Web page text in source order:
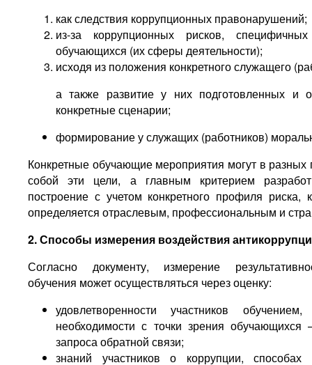
как следствия коррупционных правонарушений;
из-за коррупционных рисков,
обучающихся (их сферы деятельности);
исходя из положения конкретного служащего
а также развитие у них подготовленных и
конкретные сценарии;
формирование у служащих (работников)
Конкретные обучающие мероприятия могут в разных
собой эти цели, а главным критерием
построение с учетом конкретного профиля
определяется отраслевым, профессиональным и
2. Способы измерения воздействия
Согласно документу, измерение
обучения может осуществляться через оценку:
удовлетворенности участников
необходимости с точки зрения обучающихся
запроса обратной связи;
знаний участников о коррупции, способах